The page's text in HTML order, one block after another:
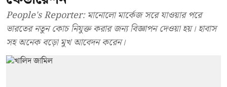
People's Reporter: মানোলো মার্কেজ সরে যাওয়ার পরে
ভারতের নতুন কোচ নিযুক্ত করার জন্য বিজ্ঞাপন দেওয়া হয়। হাবাস
সহ অনেক বড়ো মুখ আবেদন করেন।